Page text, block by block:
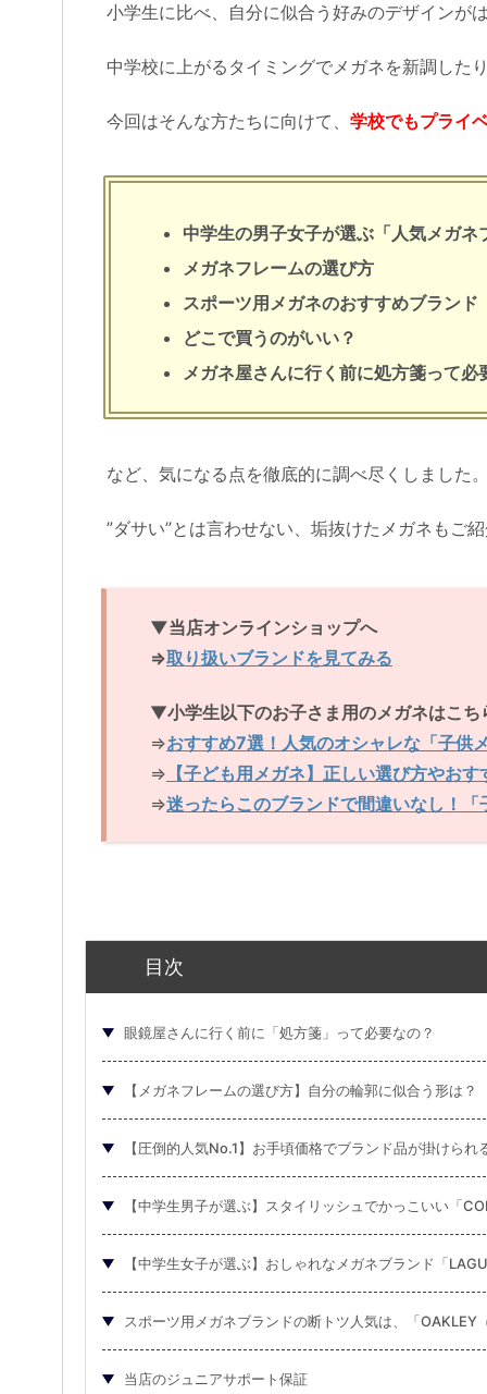
小学生に比べ、自分に似合う好みのデザインが
中学校に上がるタイミングでメガネを新調した
今回はそんな方たちに向けて、 学校でもプライ
中学生の男子女子が選ぶ「人気メガネ
メガネフレームの選び方
スポーツ用メガネのおすすめブランド
どこで買うのがいい？
メガネ屋さんに行く前に処方箋って必
など、気になる点を徹底的に調べ尽くしました
”ダサい”とは言わせない、垢抜けたメガネもご
▼当店オンラインショップへ
⇒取り扱いブランドを見てみる
▼小学生以下のお子さま用のメガネはこ
⇒おすすめ7選！人気のオシャレな「子供
⇒ 【子ども用メガネ】正しい選び方やお
⇒迷ったらこのブランドで間違いなし！
目次
眼鏡屋さんに行く前に「処方箋」って必要なの？
【メガネフレームの選び方】自分の輪郭に似合う形は？
【圧倒的人気No.1】お手頃価格でブランド品が掛けら
【中学生男子が選ぶ】スタイリッシュでかっこいい「
【中学生女子が選ぶ】おしゃれなメガネブランド「
スポーツ用メガネブランドの断トツ人気は、「OAKLEY
当店のジュニアサポート保証